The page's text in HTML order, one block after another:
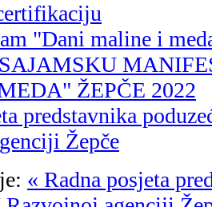
"Dani maline i
ŽEPČE 2022
predstavnika
Žepče
« Radna posjeta